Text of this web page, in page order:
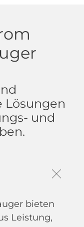
Lösungen
und
bieten
Leistung,